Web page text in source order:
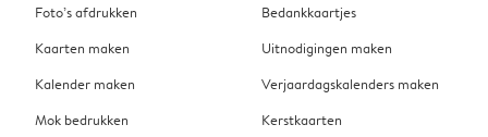
Foto’s afdrukken
Kaarten maken
Kalender maken
Mok bedrukken
Bedankkaartjes
Uitnodigingen maken
Verjaardagskalenders maken
Kerstkaarten